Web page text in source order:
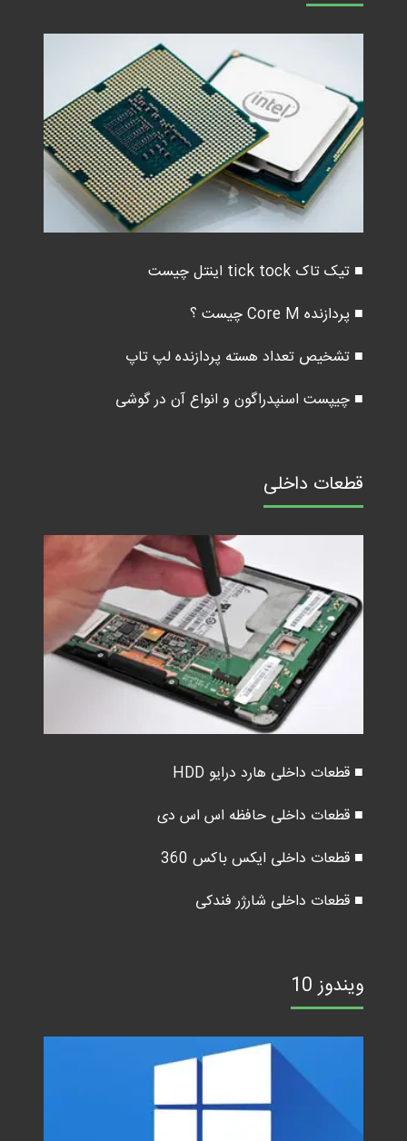
■ تیک تاک tick tock اینتل چیست
■ پردازنده Core M چیست ؟
■ تشخیص تعداد هسته پردازنده لپ تاپ
■ چیپست اسنپدراگون و انواع آن در گوشی
قطعات داخلی
■ قطعات داخلی هارد درایو HDD
■ قطعات داخلی حافظه اس اس دی
■ قطعات داخلی ایکس باکس 360
■ قطعات داخلی شارژر فندکی
ویندوز 10